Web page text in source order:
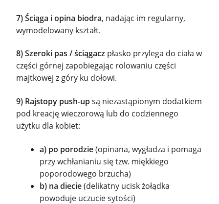
7) Ściąga i opina biodra, nadając im regularny,
wymodelowany kształt.
8) Szeroki pas / ściągacz płasko przylega do ciała w
części górnej zapobiegając rolowaniu części
majtkowej z góry ku dołowi.
9) Rajstopy push-upsą niezastąpionym dodatkiem
pod kreację wieczorową lub do codziennego
użytku dla kobiet:
a) po porodzie(opinana, wygładza i pomaga
przy wchłanianiu się tzw. miękkiego
poporodowego brzucha)
b) na diecie(delikatny ucisk żołądka
powoduje uczucie sytości)